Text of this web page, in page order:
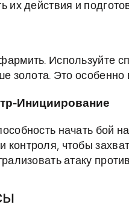
их действия и
Используйте
золота. Это
Инициирование
начать бой
чтобы
атаку